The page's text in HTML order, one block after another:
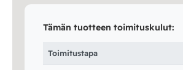
Tämän tuotteen toimituskulut:
Toimitustapa